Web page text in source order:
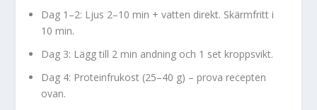
Dag 1–2: Ljus 2–10 min + vatten direkt. Skärmfritt i
10 min.
Dag 3: Lägg till 2 min andning och 1 set kroppsvikt.
Dag 4: Proteinfrukost (25–40 g) – prova recepten
ovan.